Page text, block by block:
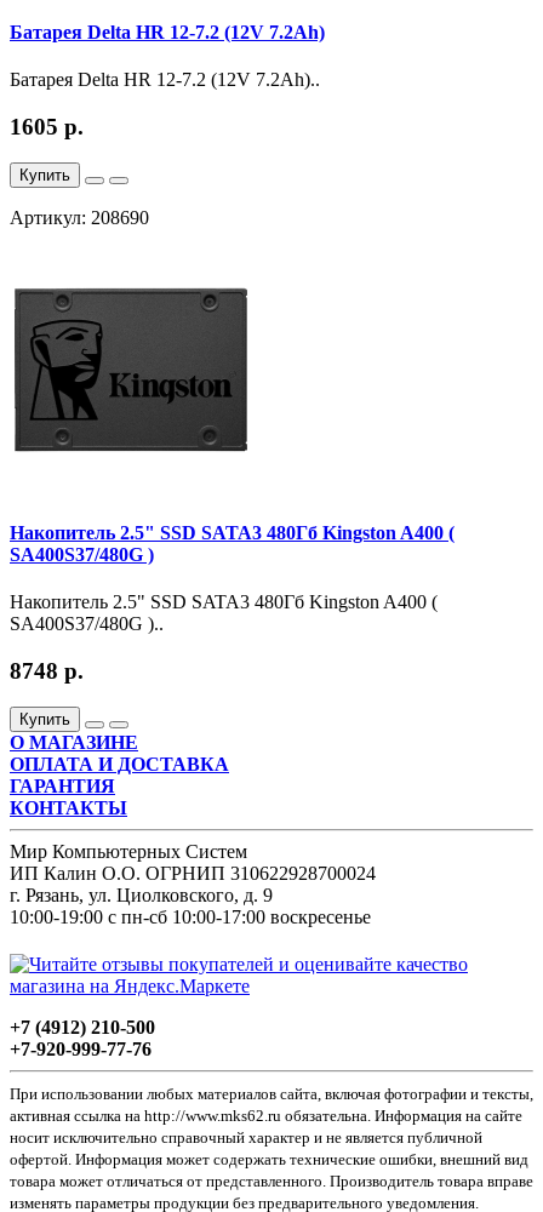
Батарея Delta HR 12-7.2 (12V 7.2Ah)
Батарея Delta HR 12-7.2 (12V 7.2Ah)..
1605 р.
Купить
Артикул: 208690
Накопитель 2.5" SSD SATA3 480Гб Kingston A400 (
SA400S37/480G )
Накопитель 2.5" SSD SATA3 480Гб Kingston A400 (
SA400S37/480G )..
8748 р.
Купить
О МАГАЗИНЕ
ОПЛАТА И ДОСТАВКА
ГАРАНТИЯ
КОНТАКТЫ
Мир Компьютерных Систем
ИП Калин О.О. ОГРНИП 310622928700024
г. Рязань, ул. Циолковского, д. 9
10:00-19:00 с пн-сб 10:00-17:00 воскресенье
+7 (4912) 210-500
+7-920-999-77-76
При использовании любых материалов сайта, включая фотографии и тексты,
активная ссылка на http://www.mks62.ru обязательна. Информация на сайте
носит исключительно справочный характер и не является публичной
офертой. Информация может содержать технические ошибки, внешний вид
товара может отличаться от представленного. Производитель товара вправе
изменять параметры продукции без предварительного уведомления.